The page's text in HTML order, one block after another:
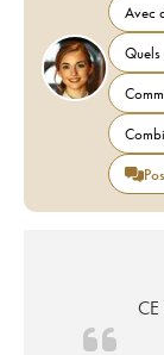
Avec
Quels
CE